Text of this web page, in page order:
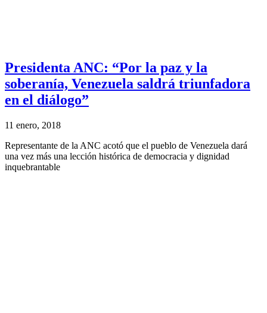
Presidenta ANC: “Por la paz y la
soberanía, Venezuela saldrá triunfadora
en el diálogo”
11 enero, 2018
Representante de la ANC acotó que el pueblo de Venezuela dará
una vez más una lección histórica de democracia y dignidad
inquebrantable